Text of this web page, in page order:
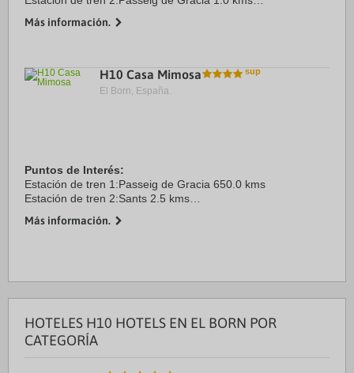
Puerto:Port de Barcelona 6.0 kms
Más información.
H10 Casa Mimosa
El Born, España.
Puntos de Interés:
Estación de tren 1:Passeig de Gracia 650.0 kms
Estación de tren 2:Sants 2.5 kms
Puerto:Puerto de Barcelona 3.5 kms
Más información.
HOTELES H10 HOTELS EN EL BORN POR
CATEGORÍA